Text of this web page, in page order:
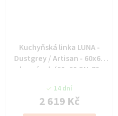
Kuchyňská linka LUNA -
Dustgrey / Artisan - 60x60
horní roh (60x60 GN-72
14 dní
2 619 Kč